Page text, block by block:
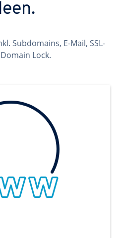
Subdomains, E-Mail, SSL-
Lock.